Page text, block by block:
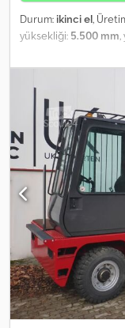
Durum: ikinci el,
yüksekliği: 5.500 mm,